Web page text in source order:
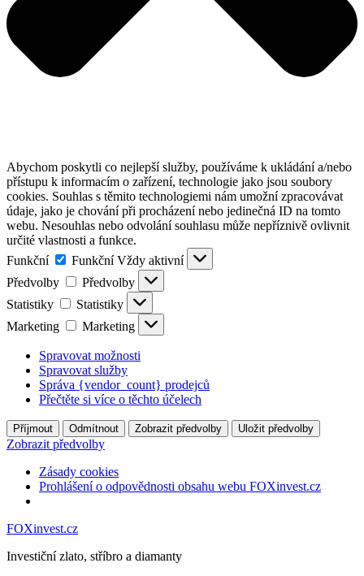
Abychom poskytli co nejlepší služby, používáme k ukládání a/nebo
přístupu k informacím o zařízení, technologie jako jsou soubory
cookies. Souhlas s těmito technologiemi nám umožní zpracovávat
údaje, jako je chování při procházení nebo jedinečná ID na tomto
webu. Nesouhlas nebo odvolání souhlasu může nepříznivě ovlivnit
určité vlastnosti a funkce.
Funkční
Funkční Vždy aktivní
Předvolby
Předvolby
Statistiky
Statistiky
Marketing
Marketing
Spravovat možnosti
Spravovat služby
Správa {vendor_count} prodejců
Přečtěte si více o těchto účelech
Příjmout Odmítnout Zobrazit předvolby Uložit předvolby
Zobrazit předvolby
Zásady cookies
Prohlášení o odpovědnosti obsahu webu FOXinvest.cz
FOXinvest.cz
Investiční zlato, stříbro a diamanty